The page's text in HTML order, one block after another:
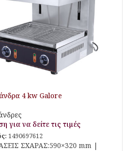
4 kw Galore
για να δείτε τις τιμές
1490697612
ΣΧΑΡΑΣ:590×320 mm |